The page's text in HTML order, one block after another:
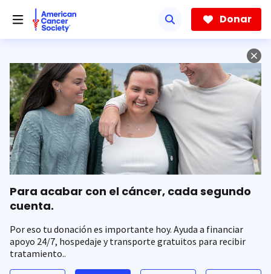
hacia
contenido
Donar
Para acabar con el cáncer, cada segundo
cuenta.
Por eso tu donación es importante hoy. Ayuda a financiar
apoyo 24/7, hospedaje y transporte gratuitos para recibir
tratamiento..